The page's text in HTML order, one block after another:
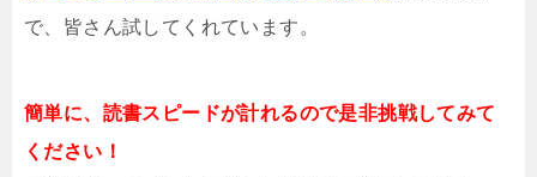
で、皆さん試してくれています。
簡単に、読書スピードが計れるので是非挑戦してみて
ください！